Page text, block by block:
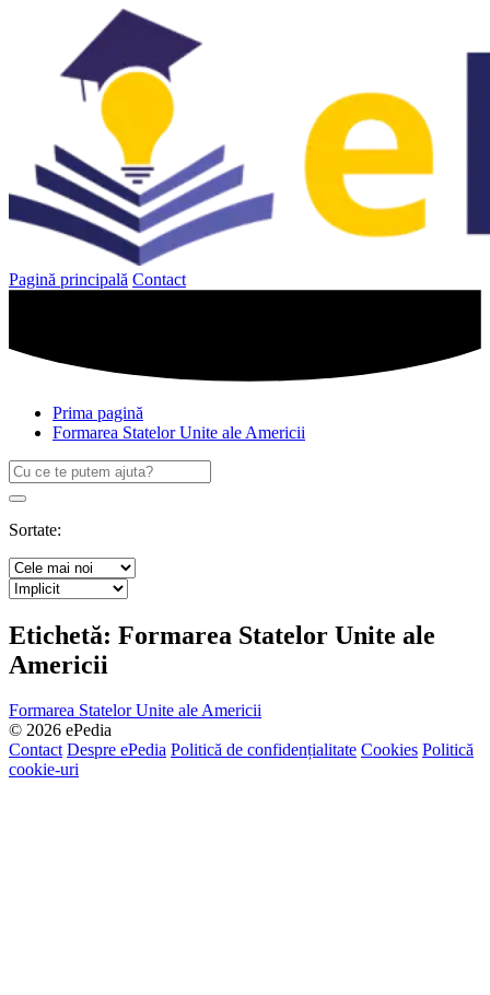
Pagină principală Contact
Prima pagină
Formarea Statelor Unite ale Americii
Caută
după:
Search
Sortate:
Etichetă: Formarea Statelor Unite ale
Americii
Formarea Statelor Unite ale Americii
© 2026 ePedia
Contact Despre ePedia Politică de confidențialitate Cookies Politică
cookie-uri